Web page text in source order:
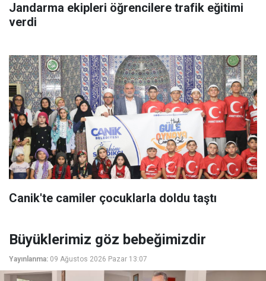
Jandarma ekipleri öğrencilere trafik eğitimi
verdi
Canik'te camiler çocuklarla doldu taştı
Büyüklerimiz göz bebeğimizdir
Yayınlanma: 09 Ağustos 2026 Pazar 13:07